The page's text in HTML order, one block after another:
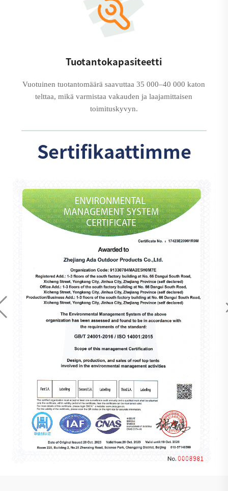
Tuotantokapasiteetti
Vuotuinen tuotantomäärä saavuttaa 35 000–40 000 katon
telttaa, mikä varmistaa vakauden ja laajamittaisen
toimituskyvyn.
Sertifikaattimme